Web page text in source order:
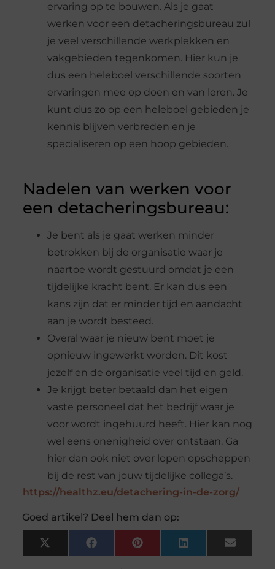
ervaring op te bouwen. Als je gaat
werken voor een detacheringsbureau zul
je veel verschillende werkplekken en
vakgebieden tegenkomen. Hier kun je
dus een heleboel verschillende soorten
ervaringen mee op doen en van leren. Je
kunt dus zo op een heleboel gebieden je
kennis blijven verbreden en je
specialiseren op een hoop gebieden.
Nadelen van werken voor
een detacheringsbureau:
Je bent als je gaat werken minder
betrokken bij de organisatie waar je
naartoe wordt gestuurd omdat je een
tijdelijke kracht bent. Er kan dus een
kans zijn dat er minder tijd en aandacht
aan je wordt besteed.
Overal waar je nieuw bent moet je
opnieuw ingewerkt worden. Dit kost
jezelf en de organisatie veel tijd en geld.
Je krijgt beter betaald dan het eigen
vaste personeel dat het bedrijf waar je
voor wordt ingehuurd heeft. Hier kan nog
wel eens onenigheid over ontstaan. Ga
hier dan ook niet over lopen opscheppen
bij de rest van jouw tijdelijke collega’s.
https://healthz.eu/detachering-in-de-zorg/
Goed artikel? Deel hem dan op:
X
(Twitter)
FacebookPinterest LinkedIn Email